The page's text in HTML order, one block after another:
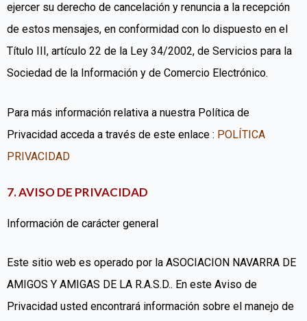
ejercer su derecho de cancelación y renuncia a la recepción
de estos mensajes, en conformidad con lo dispuesto en el
Título III, artículo 22 de la Ley 34/2002, de Servicios para la
Sociedad de la Información y de Comercio Electrónico.
Para más información relativa a nuestra Política de
Privacidad acceda a través de este enlace : POLÍTICA
PRIVACIDAD
7. AVISO DE PRIVACIDAD
Información de carácter general
Este sitio web es operado por la ASOCIACION NAVARRA DE
AMIGOS Y AMIGAS DE LA R.A.S.D.. En este Aviso de
Privacidad usted encontrará información sobre el manejo de